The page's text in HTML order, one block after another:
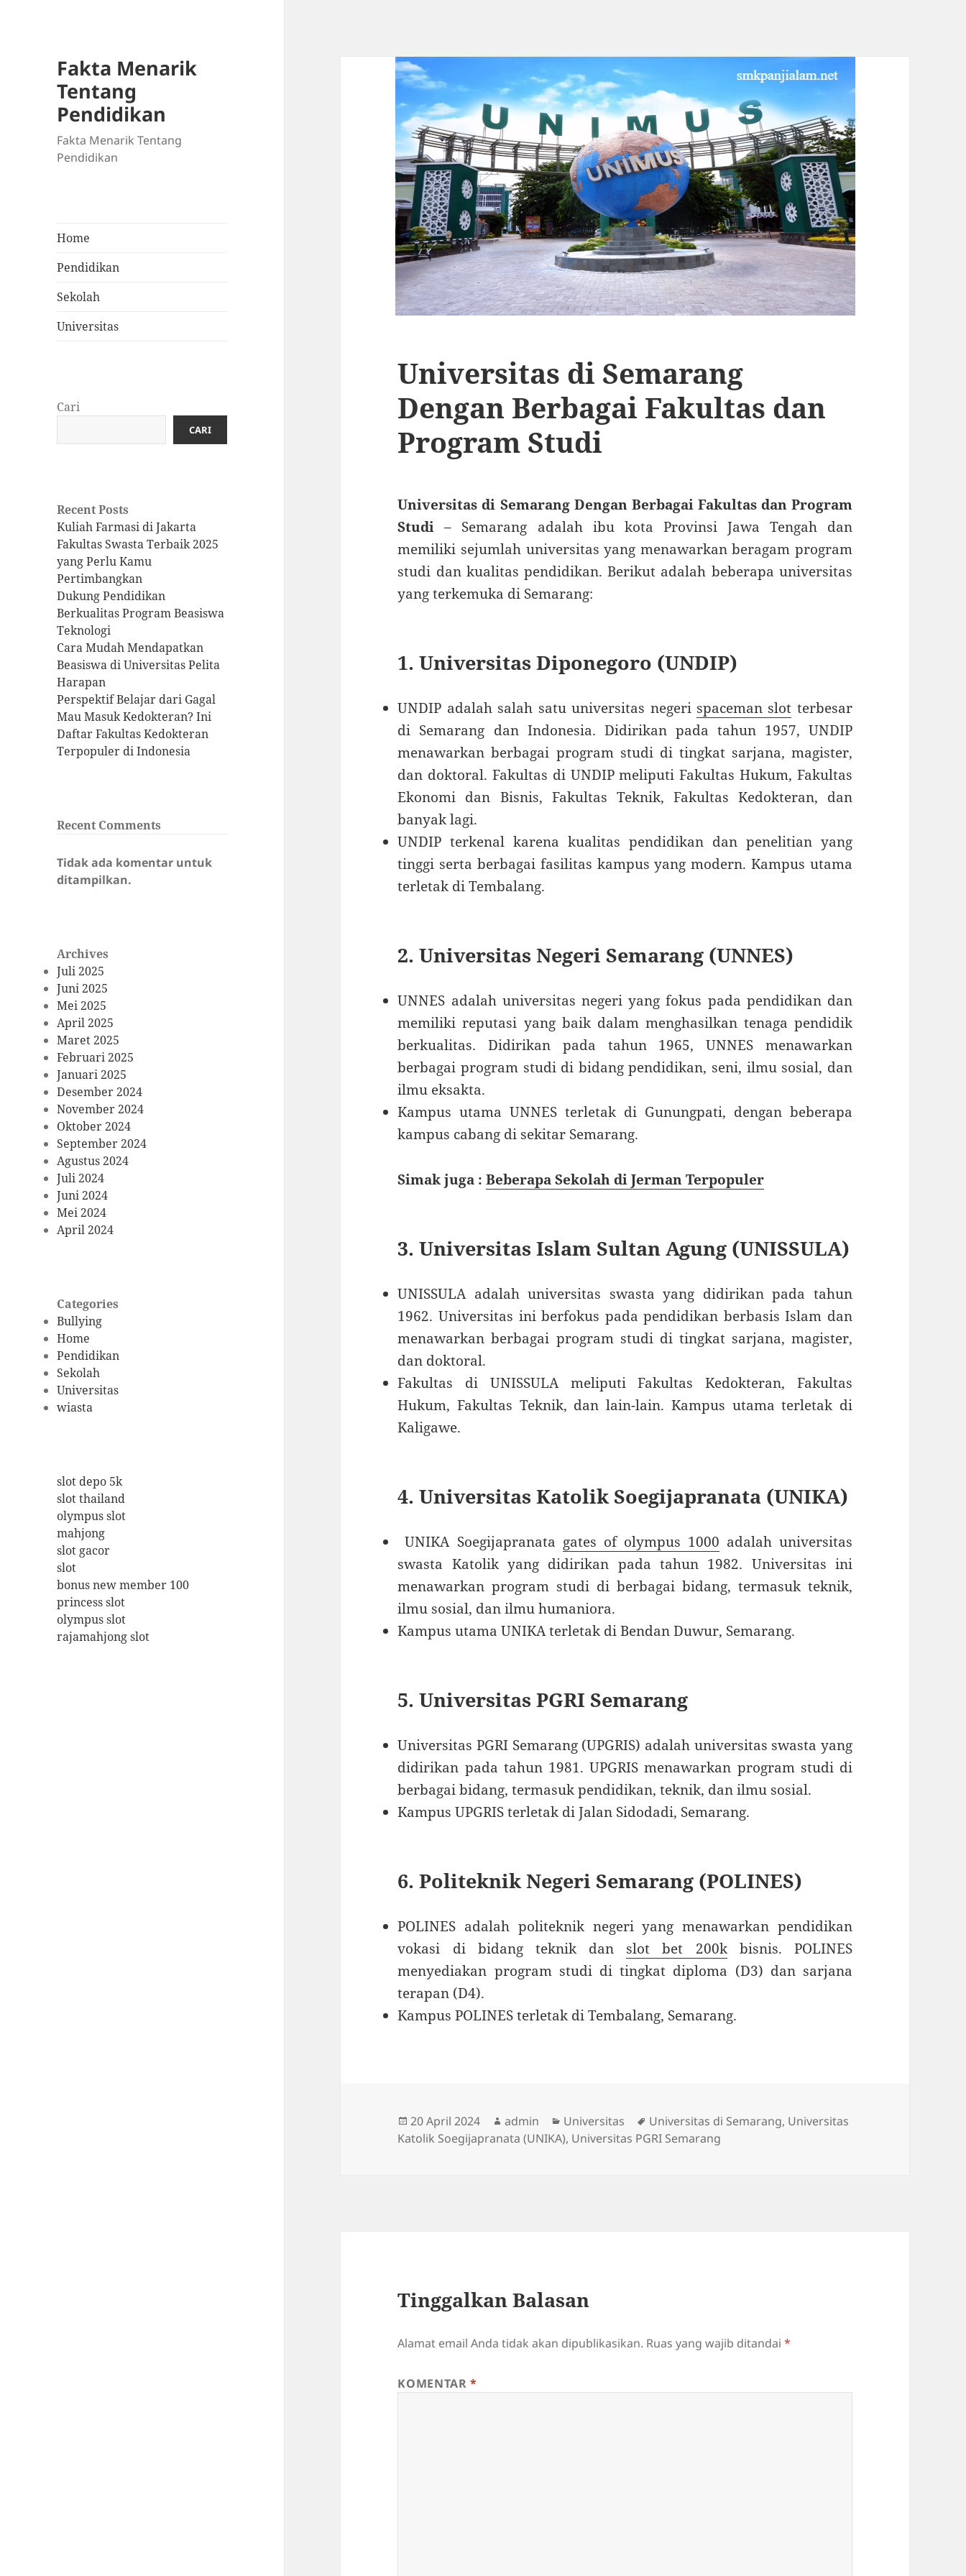
Fakta Menarik
Tentang
Pendidikan
Fakta Menarik Tentang
Pendidikan
Home
Pendidikan
Sekolah
Universitas
Cari
CARI
Recent Posts
Kuliah Farmasi di Jakarta
Fakultas Swasta Terbaik 2025
yang Perlu Kamu
Pertimbangkan
Dukung Pendidikan
Berkualitas Program Beasiswa
Teknologi
Cara Mudah Mendapatkan
Beasiswa di Universitas Pelita
Harapan
Perspektif Belajar dari Gagal
Mau Masuk Kedokteran? Ini
Daftar Fakultas Kedokteran
Terpopuler di Indonesia
Recent Comments
Tidak ada komentar untuk
ditampilkan.
Archives
Juli 2025
Juni 2025
Mei 2025
April 2025
Maret 2025
Februari 2025
Januari 2025
Desember 2024
November 2024
Oktober 2024
September 2024
Agustus 2024
Juli 2024
Juni 2024
Mei 2024
April 2024
Categories
Bullying
Home
Pendidikan
Sekolah
Universitas
wiasta
slot depo 5k
slot thailand
olympus slot
mahjong
slot gacor
slot
bonus new member 100
princess slot
olympus slot
rajamahjong slot
Universitas di Semarang
Dengan Berbagai Fakultas dan
Program Studi
Universitas di Semarang Dengan Berbagai Fakultas dan Program
Studi – Semarang adalah ibu kota Provinsi Jawa Tengah dan
memiliki sejumlah universitas yang menawarkan beragam program
studi dan kualitas pendidikan. Berikut adalah beberapa universitas
yang terkemuka di Semarang:
1. Universitas Diponegoro (UNDIP)
UNDIP adalah salah satu universitas negeri spaceman slot terbesar
di Semarang dan Indonesia. Didirikan pada tahun 1957, UNDIP
menawarkan berbagai program studi di tingkat sarjana, magister,
dan doktoral. Fakultas di UNDIP meliputi Fakultas Hukum, Fakultas
Ekonomi dan Bisnis, Fakultas Teknik, Fakultas Kedokteran, dan
banyak lagi.
UNDIP terkenal karena kualitas pendidikan dan penelitian yang
tinggi serta berbagai fasilitas kampus yang modern. Kampus utama
terletak di Tembalang.
2. Universitas Negeri Semarang (UNNES)
UNNES adalah universitas negeri yang fokus pada pendidikan dan
memiliki reputasi yang baik dalam menghasilkan tenaga pendidik
berkualitas. Didirikan pada tahun 1965, UNNES menawarkan
berbagai program studi di bidang pendidikan, seni, ilmu sosial, dan
ilmu eksakta.
Kampus utama UNNES terletak di Gunungpati, dengan beberapa
kampus cabang di sekitar Semarang.
Simak juga :Beberapa Sekolah di Jerman Terpopuler
3. Universitas Islam Sultan Agung (UNISSULA)
UNISSULA adalah universitas swasta yang didirikan pada tahun
1962. Universitas ini berfokus pada pendidikan berbasis Islam dan
menawarkan berbagai program studi di tingkat sarjana, magister,
dan doktoral.
Fakultas di UNISSULA meliputi Fakultas Kedokteran, Fakultas
Hukum, Fakultas Teknik, dan lain-lain. Kampus utama terletak di
Kaligawe.
4. Universitas Katolik Soegijapranata (UNIKA)
UNIKA Soegijapranata gates of olympus 1000 adalah universitas
swasta Katolik yang didirikan pada tahun 1982. Universitas ini
menawarkan program studi di berbagai bidang, termasuk teknik,
ilmu sosial, dan ilmu humaniora.
Kampus utama UNIKA terletak di Bendan Duwur, Semarang.
5. Universitas PGRI Semarang
Universitas PGRI Semarang (UPGRIS) adalah universitas swasta yang
didirikan pada tahun 1981. UPGRIS menawarkan program studi di
berbagai bidang, termasuk pendidikan, teknik, dan ilmu sosial.
Kampus UPGRIS terletak di Jalan Sidodadi, Semarang.
6. Politeknik Negeri Semarang (POLINES)
POLINES adalah politeknik negeri yang menawarkan pendidikan
vokasi di bidang teknik dan slot bet 200kbisnis. POLINES
menyediakan program studi di tingkat diploma (D3) dan sarjana
terapan (D4).
Kampus POLINES terletak di Tembalang, Semarang.
Diposkan
pada
20 April 2024 Penulis
admin Kategori
Universitas Tag
Universitas di Semarang, Universitas
Katolik Soegijapranata (UNIKA), Universitas PGRI Semarang
Tinggalkan Balasan
Alamat email Anda tidak akan dipublikasikan. Ruas yang wajib ditandai*
KOMENTAR*